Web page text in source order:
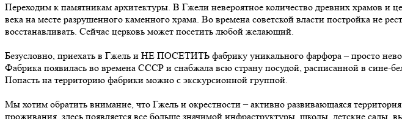
Переходим к памятникам архитектуры. В Гжели невероятное количество древних храмов
века на месте разрушенного каменного храма. Во времена советской власти постройка не
восстанавливать. Сейчас церковь может посетить любой желающий.
Безусловно, приехать в Гжель и НЕ ПОСЕТИТЬ фабрику уникального фарфора – просто
Фабрика появилась во времена СССР и снабжала всю страну посудой, расписанной в сине-
Попасть на территорию фабрики можно с экскурсионной группой.
Мы хотим обратить внимание, что Гжель и окрестности – активно развивающаяся
проживания, здесь появляется все больше значимой инфраструктуры, школы, детские